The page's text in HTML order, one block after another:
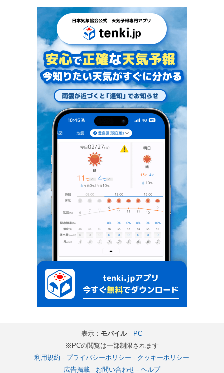
表示： モバイル｜
PC
※PCの閲覧は一部制限されます
利用規約 - プライバシーポリシー - クッキーポリシー
広告掲載- お問い合わせ- ヘルプ